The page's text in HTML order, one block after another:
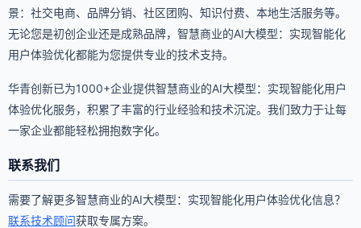
景：社交电商、品牌分销、社区团购、知识付费、本地生活服务等。
无论您是初创企业还是成熟品牌，智慧商业的AI大模型：实现智能化
用户体验优化都能为您提供专业的技术支持。
华青创新已为1000+企业提供智慧商业的AI大模型：实现智能化用户
体验优化服务，积累了丰富的行业经验和技术沉淀。我们致力于让每
一家企业都能轻松拥抱数字化。
联系我们
需要了解更多智慧商业的AI大模型：实现智能化用户体验优化信息？
联系技术顾问获取专属方案。